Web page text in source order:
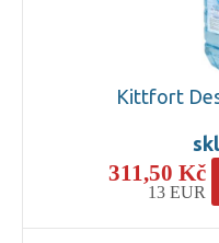
Kittfort
311,50 Kč
13 EUR